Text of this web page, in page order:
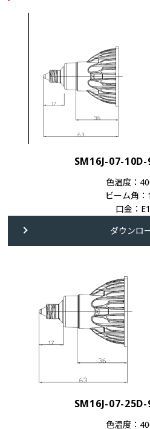
SM16J-07-
色温度：
ビーム角
口金：
ダウンロ
SM16J-07-
色温度：